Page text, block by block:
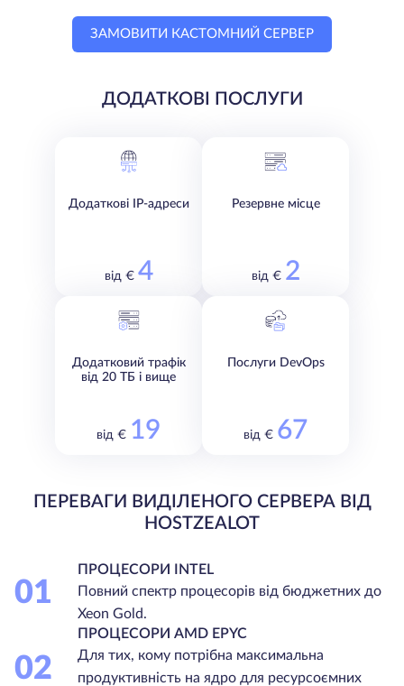
ЗАМОВИТИ КАСТОМНИЙ СЕРВЕР
ДОДАТКОВІ ПОСЛУГИ
Додаткові IP-адреси
від € 4
Резервне місце
від € 2
Додатковий трафік
від 20 ТБ і вище
від € 19
Послуги DevOps
від € 67
ПЕРЕВАГИ ВИДІЛЕНОГО СЕРВЕРА ВІД
HOSTZEALOT
01
ПРОЦЕСОРИ INTEL
Повний спектр процесорів від бюджетних до
Xeon Gold.
02
ПРОЦЕСОРИ AMD EPYC
Для тих, кому потрібна максимальна
продуктивність на ядро для ресурсоємних